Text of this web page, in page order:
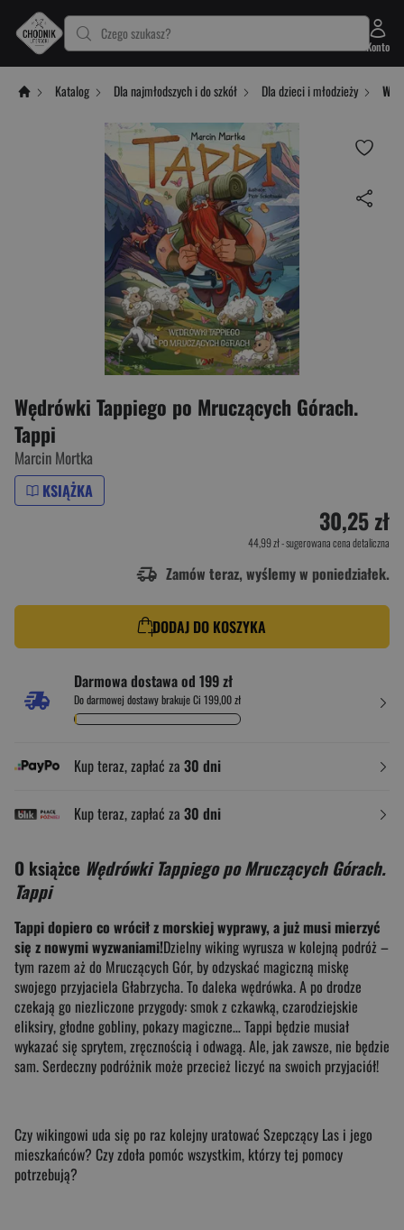
Czego szukasz?
Konto
Katalog Dla najmłodszych i do szkół Dla dzieci i młodzieży
Wędrówki Tappiego po Mruczących Górach.
Tappi
Marcin Mortka
KSIĄŻKA
30,25 zł
44,99 zł- sugerowana cena detaliczna
Zamów teraz, wyślemy w poniedziałek.
DODAJ DO KOSZYKA
Darmowa dostawa od 199 zł
Do darmowej dostawy brakuje Ci 199,00 zł
Kup teraz, zapłać za 30 dni
Kup teraz, zapłać za 30 dni
O książce Wędrówki Tappiego po Mruczących Górach.
Tappi
Tappi dopiero co wrócił z morskiej wyprawy, a już musi mierzyć
się z nowymi wyzwaniami!Dzielny wiking wyrusza w kolejną podróż –
tym razem aż do Mruczących Gór, by odzyskać magiczną miskę
swojego przyjaciela Głabrzycha. To daleka wędrówka. A po drodze
czekają go niezliczone przygody: smok z czkawką, czarodziejskie
eliksiry, głodne gobliny, pokazy magiczne… Tappi będzie musiał
wykazać się sprytem, zręcznością i odwagą. Ale, jak zawsze, nie będzie
sam. Serdeczny podróżnik może przecież liczyć na swoich przyjaciół!
Czy wikingowi uda się po raz kolejny uratować Szepczący Las i jego
mieszkańców? Czy zdoła pomóc wszystkim, którzy tej pomocy
potrzebują?